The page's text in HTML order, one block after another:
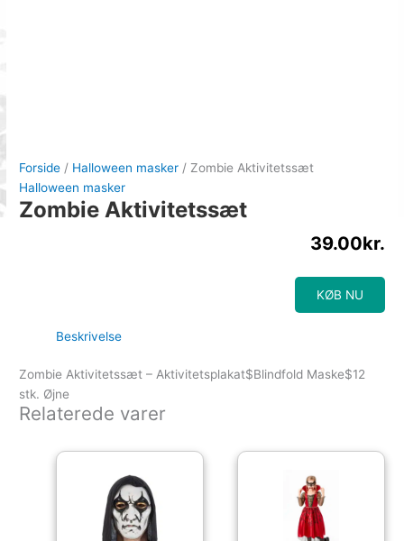
Forside / Halloween masker / Zombie Aktivitetssæt
Halloween masker
Zombie Aktivitetssæt
39.00kr.
KØB NU
Beskrivelse
Zombie Aktivitetssæt – Aktivitetsplakat$Blindfold Maske$12
stk. Øjne
Relaterede varer